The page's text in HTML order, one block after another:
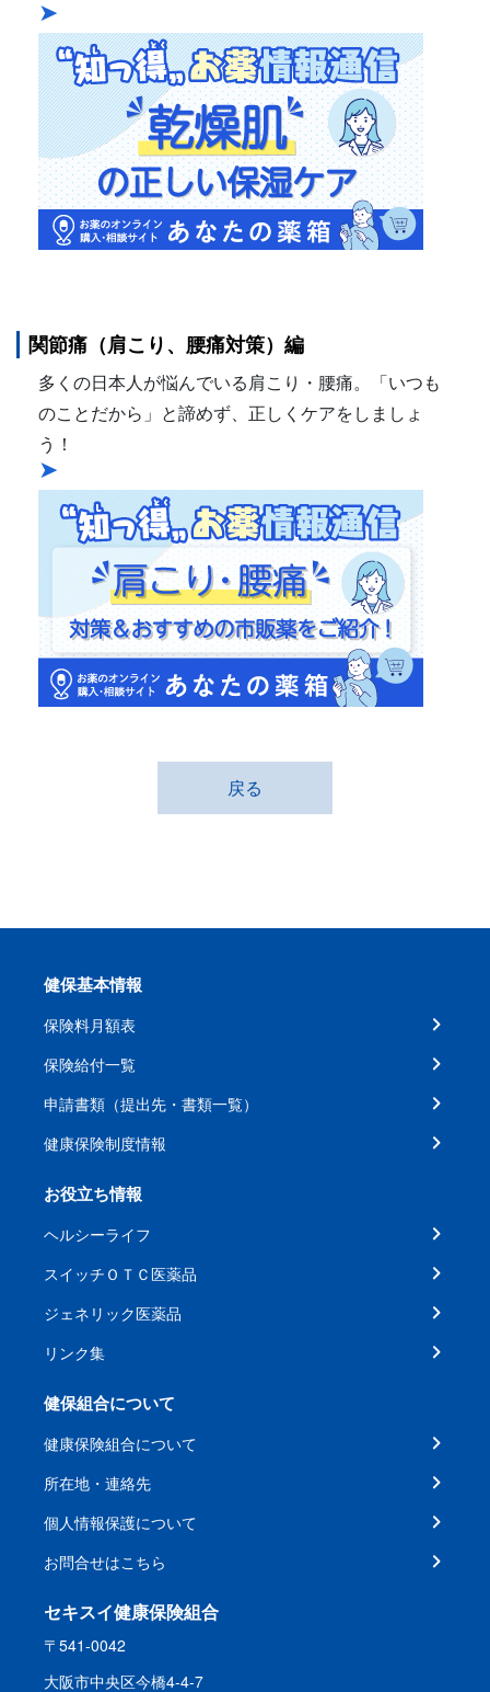
関節痛（肩こり、腰痛対策）編
多くの日本人が悩んでいる肩こり・腰痛。「いつも
のことだから」と諦めず、正しくケアをしましょ
う！
戻る
健保基本情報
保険料月額表
保険給付一覧
申請書類（提出先・書類一覧）
健康保険制度情報
お役立ち情報
ヘルシーライフ
スイッチＯＴＣ医薬品
ジェネリック医薬品
リンク集
健保組合について
健康保険組合について
所在地・連絡先
個人情報保護について
お問合せはこちら
セキスイ健康保険組合
〒541-0042
大阪市中央区今橋4-4-7